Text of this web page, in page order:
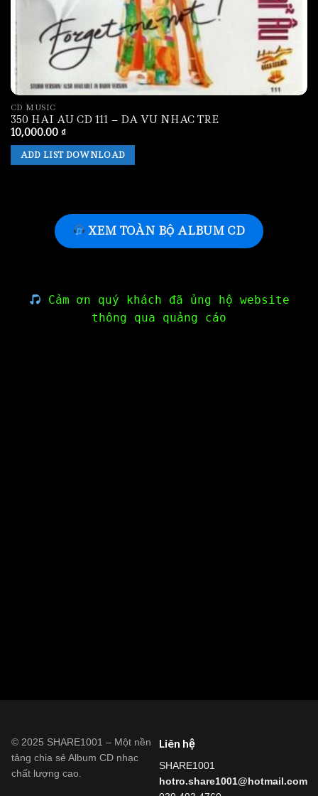
CD MUSIC
350 HAI AU CD 111 – DA VU NHAC TRE
10,000.00 ₫
ADD LIST DOWNLOAD
XEM TOÀN BỘ ALBUM CD
Cảm ơn quý khách đã ủng hộ website
thông qua quảng cáo
© 2025 SHARE1001 – Một nền
tảng chia sẻ Album CD nhạc
chất lượng cao.
Liên hệ
SHARE1001
hotro.share1001@hotmail.com